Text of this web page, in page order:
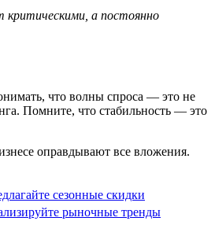
критическими, а постоянно
что волны спроса — это не
Помните, что стабильность — это
оправдывают все вложения.
сезонные скидки
рыночные тренды